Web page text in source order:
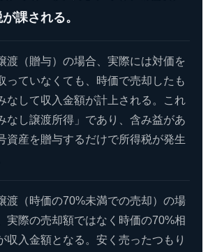
課される。
渡（贈与）の場合、実際には対価を
っていなくても、時価で売却したも
なして収入金額が計上される。これ
なし譲渡所得」であり、含み益があ
資産を贈与するだけで所得税が発生
渡（時価の70%未満での売却）の場
実際の売却額ではなく時価の70%相
収入金額となる。安く売ったつもり